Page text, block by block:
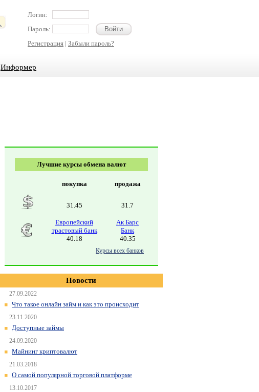
Логин:
Пароль:
Регистрация | Забыли пароль?
Информер
Лучшие курсы обмена валют
покупка продажа
31.45 31.7
Европейский
трастовый банк
40.18
Ак Барс
Банк
40.35
Курсы всех банков
Новости
27.09.2022
Что такое онлайн займ и как это происходит
23.11.2020
Доступные займы
24.09.2020
Майнинг криптовалют
21.03.2018
О самой популярной торговой платформе
13.10.2017